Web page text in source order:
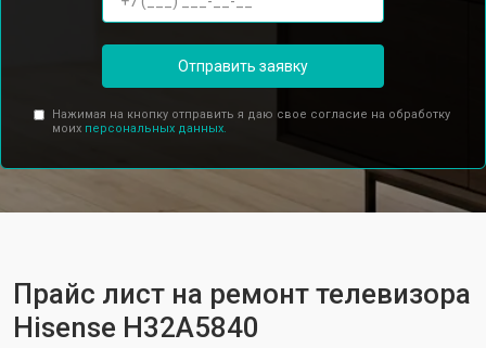
Отправить заявку
Нажимая на кнопку отправить я даю свое согласие на обработку
моих персональных данных.
Прайс лист на ремонт телевизора
Hisense H32A5840